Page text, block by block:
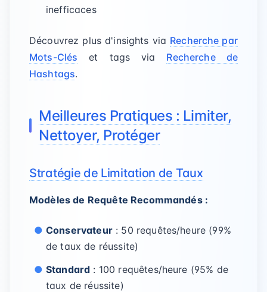
inefficaces
Découvrez plus d'insights via Recherche par
Mots-Clés et tags via Recherche de
Hashtags.
Meilleures Pratiques : Limiter,
Nettoyer, Protéger
Stratégie de Limitation de Taux
Modèles de Requête Recommandés :
Conservateur: 50 requêtes/heure (99%
de taux de réussite)
Standard : 100 requêtes/heure (95% de
taux de réussite)